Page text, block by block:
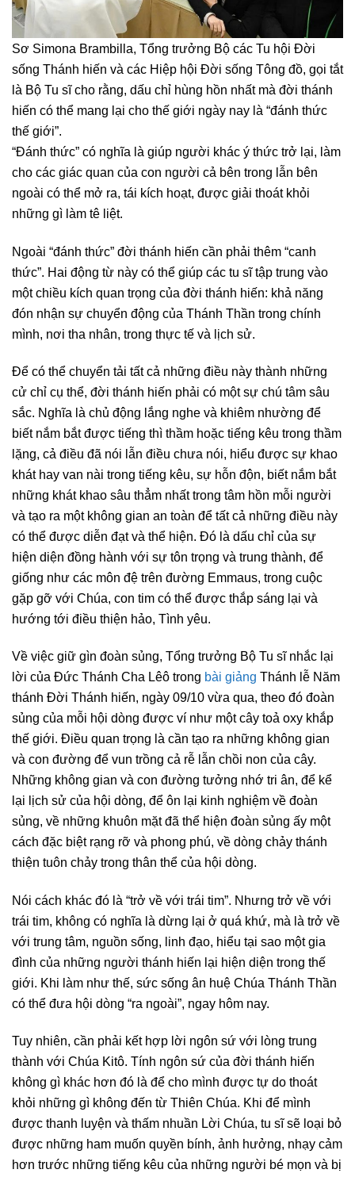
Sơ Simona Brambilla, Tổng trưởng Bộ các Tu hội Đời
sống Thánh hiến và các Hiệp hội Đời sống Tông đồ, gọi tắt
là Bộ Tu sĩ cho rằng, dấu chỉ hùng hồn nhất mà đời thánh
hiến có thể mang lại cho thế giới ngày nay là “đánh thức
thế giới”.
“Đánh thức” có nghĩa là giúp người khác ý thức trở lại, làm
cho các giác quan của con người cả bên trong lẫn bên
ngoài có thể mở ra, tái kích hoạt, được giải thoát khỏi
những gì làm tê liệt.
Ngoài “đánh thức” đời thánh hiến cần phải thêm “canh
thức”. Hai động từ này có thể giúp các tu sĩ tập trung vào
một chiều kích quan trọng của đời thánh hiến: khả năng
đón nhận sự chuyển động của Thánh Thần trong chính
mình, nơi tha nhân, trong thực tế và lịch sử.
Để có thể chuyển tải tất cả những điều này thành những
cử chỉ cụ thể, đời thánh hiến phải có một sự chú tâm sâu
sắc. Nghĩa là chủ động lắng nghe và khiêm nhường để
biết nắm bắt được tiếng thì thầm hoặc tiếng kêu trong thầm
lặng, cả điều đã nói lẫn điều chưa nói, hiểu được sự khao
khát hay van nài trong tiếng kêu, sự hỗn độn, biết nắm bắt
những khát khao sâu thẳm nhất trong tâm hồn mỗi người
và tạo ra một không gian an toàn để tất cả những điều này
có thể được diễn đạt và thể hiện. Đó là dấu chỉ của sự
hiện diện đồng hành với sự tôn trọng và trung thành, để
giống như các môn đệ trên đường Emmaus, trong cuộc
gặp gỡ với Chúa, con tim có thể được thắp sáng lại và
hướng tới điều thiện hảo, Tình yêu.
Về việc giữ gìn đoàn sủng, Tổng trưởng Bộ Tu sĩ nhắc lại
lời của Đức Thánh Cha Lêô trong bài giảng Thánh lễ Năm
thánh Đời Thánh hiến, ngày 09/10 vừa qua, theo đó đoàn
sủng của mỗi hội dòng được ví như một cây toả oxy khắp
thế giới. Điều quan trọng là cần tạo ra những không gian
và con đường để vun trồng cả rễ lẫn chồi non của cây.
Những không gian và con đường tưởng nhớ tri ân, để kể
lại lịch sử của hội dòng, để ôn lại kinh nghiệm về đoàn
sủng, về những khuôn mặt đã thể hiện đoàn sủng ấy một
cách đặc biệt rạng rỡ và phong phú, về dòng chảy thánh
thiện tuôn chảy trong thân thể của hội dòng.
Nói cách khác đó là “trở về với trái tim”. Nhưng trở về với
trái tim, không có nghĩa là dừng lại ở quá khứ, mà là trở về
với trung tâm, nguồn sống, linh đạo, hiểu tại sao một gia
đình của những người thánh hiến lại hiện diện trong thế
giới. Khi làm như thế, sức sống ân huệ Chúa Thánh Thần
có thể đưa hội dòng “ra ngoài”, ngay hôm nay.
Tuy nhiên, cần phải kết hợp lời ngôn sứ với lòng trung
thành với Chúa Kitô. Tính ngôn sứ của đời thánh hiến
không gì khác hơn đó là để cho mình được tự do thoát
khỏi những gì không đến từ Thiên Chúa. Khi để mình
được thanh luyện và thấm nhuần Lời Chúa, tu sĩ sẽ loại bỏ
được những ham muốn quyền bính, ảnh hưởng, nhạy cảm
hơn trước những tiếng kêu của những người bé mọn và bị